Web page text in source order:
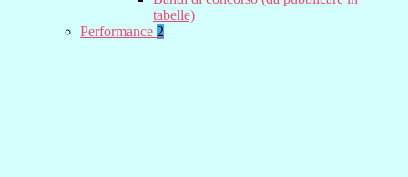
tabelle)
Performance 2